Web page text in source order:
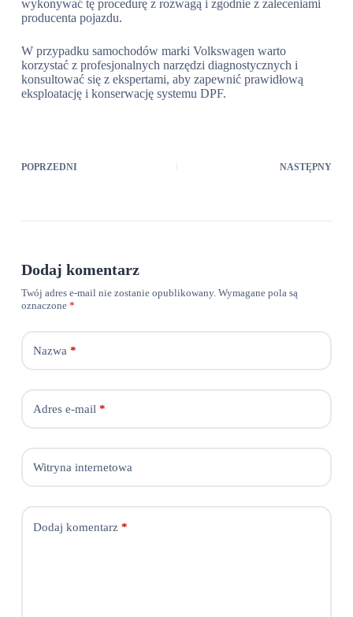
wykonywać tę procedurę z rozwagą i zgodnie z zaleceniami
producenta pojazdu.
W przypadku samochodów marki Volkswagen warto
korzystać z profesjonalnych narzędzi diagnostycznych i
konsultować się z ekspertami, aby zapewnić prawidłową
eksploatację i konserwację systemu DPF.
POPRZEDNI NASTĘPNY
Dodaj komentarz
Twój adres e-mail nie zostanie opublikowany. Wymagane pola są
oznaczone *
Nazwa *
Adres e-mail *
Witryna internetowa
Dodaj komentarz*